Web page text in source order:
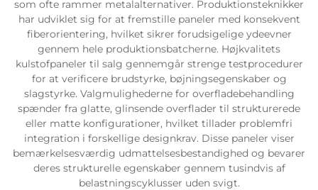
som ofte rammer metalalternativer. Produktionsteknikker
har udviklet sig for at fremstille paneler med konsekvent
fiberorientering, hvilket sikrer forudsigelige ydeevner
gennem hele produktionsbatcherne. Højkvalitets
kulstofpaneler til salg gennemgår strenge testprocedurer
for at verificere brudstyrke, bøjningsegenskaber og
slagstyrke. Valgmulighederne for overfladebehandling
spænder fra glatte, glinsende overflader til strukturerede
eller matte konfigurationer, hvilket tillader problemfri
integration i forskellige designkrav. Disse paneler viser
bemærkelsesværdig udmattelsesbestandighed og bevarer
deres strukturelle egenskaber gennem tusindvis af
belastningscyklusser uden svigt.